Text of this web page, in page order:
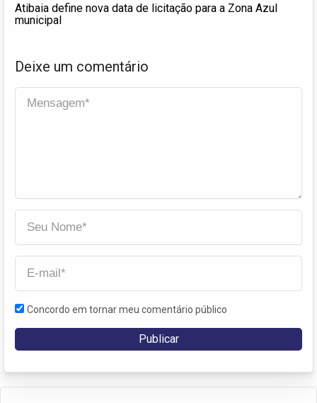
Atibaia define nova data de licitação para a Zona Azul
municipal
Deixe um comentário
Concordo em tornar meu comentário público